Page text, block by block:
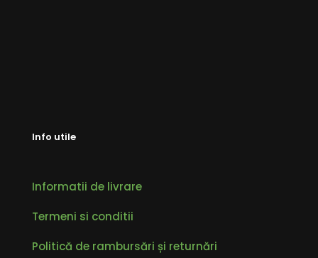
Info utile
Informatii de livrare
Termeni si conditii
Politică de rambursări și returnări